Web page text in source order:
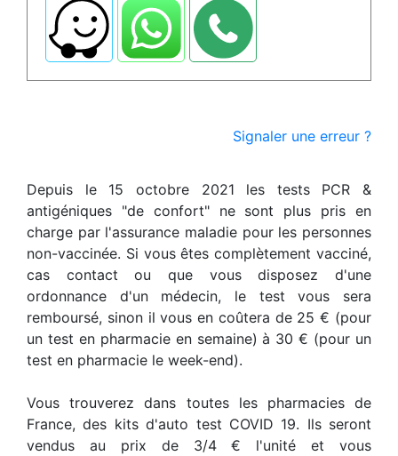
Signaler une erreur ?
Depuis le 15 octobre 2021 les tests PCR &
antigéniques "de confort" ne sont plus pris en
charge par l'assurance maladie pour les personnes
non-vaccinée. Si vous êtes complètement vacciné,
cas contact ou que vous disposez d'une
ordonnance d'un médecin, le test vous sera
remboursé, sinon il vous en coûtera de 25 € (pour
un test en pharmacie en semaine) à 30 € (pour un
test en pharmacie le week-end).
Vous trouverez dans toutes les pharmacies de
France, des kits d'auto test COVID 19. Ils seront
vendus au prix de 3/4 € l'unité et vous